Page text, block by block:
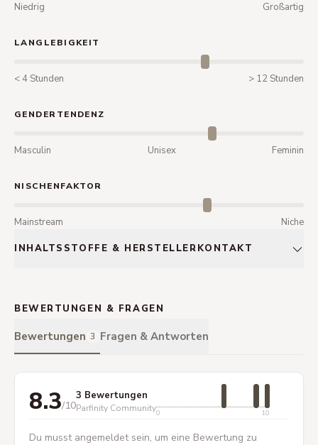
Niedrig Großartig
LANGLEBIGKEIT
< 4 Stunden > 12 Stunden
GENDERTENDENZ
Masculin Unisex Feminin
NISCHENFAKTOR
Mainstream Niche
INHALTSSTOFFE & HERSTELLERKONTAKT
BEWERTUNGEN & FRAGEN
Bewertungen 3 Fragen & Antworten
8.3/10
3 Bewertungen
Parfinity Community0 10
Du musst angemeldet sein, um eine Bewertung zu